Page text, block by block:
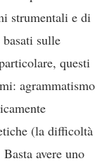
strumentali e di
sulle
questi
agrammatismo
(la difficoltà
avere uno